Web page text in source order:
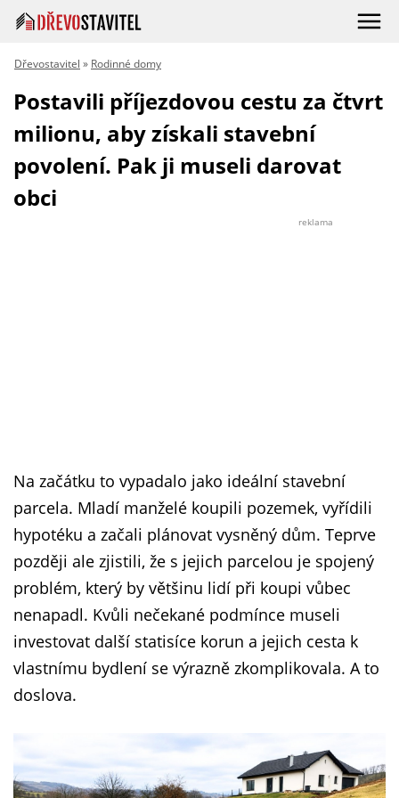
Dřevostavitel » Rodinné domy
Postavili příjezdovou cestu za čtvrt
milionu, aby získali stavební
povolení. Pak ji museli darovat
obci
reklama
Na začátku to vypadalo jako ideální stavební
parcela. Mladí manželé koupili pozemek, vyřídili
hypotéku a začali plánovat vysněný dům. Teprve
později ale zjistili, že s jejich parcelou je spojený
problém, který by většinu lidí při koupi vůbec
nenapadl. Kvůli nečekané podmínce museli
investovat další statisíce korun a jejich cesta k
vlastnímu bydlení se výrazně zkomplikovala. A to
doslova.